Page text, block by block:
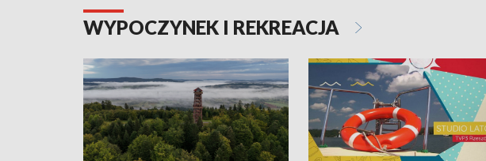
WYPOCZYNEK I REKREACJA